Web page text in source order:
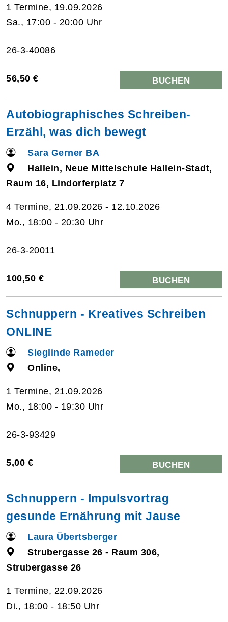
1 Termine, 19.09.2026
Sa., 17:00 - 20:00 Uhr
26-3-40086
56,50 € BUCHEN
Autobiographisches Schreiben-
Erzähl, was dich bewegt
Sara Gerner BA
Hallein, Neue Mittelschule Hallein-Stadt,
Raum 16, Lindorferplatz 7
4 Termine, 21.09.2026 - 12.10.2026
Mo., 18:00 - 20:30 Uhr
26-3-20011
100,50 € BUCHEN
Schnuppern - Kreatives Schreiben
ONLINE
Sieglinde Rameder
Online,
1 Termine, 21.09.2026
Mo., 18:00 - 19:30 Uhr
26-3-93429
5,00 € BUCHEN
Schnuppern - Impulsvortrag
gesunde Ernährung mit Jause
Laura Übertsberger
Strubergasse 26 - Raum 306,
Strubergasse 26
1 Termine, 22.09.2026
Di., 18:00 - 18:50 Uhr